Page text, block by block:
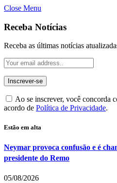
Close Menu
Receba Notícias
Receba as últimas notícias
Ao se inscrever, você concorda
acordo de Política de Privacidade.
Estão em alta
Neymar provoca confusão e é
presidente do Remo
05/08/2026